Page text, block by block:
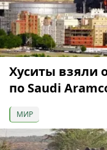
Хуситы взяли
по Saudi
МИР